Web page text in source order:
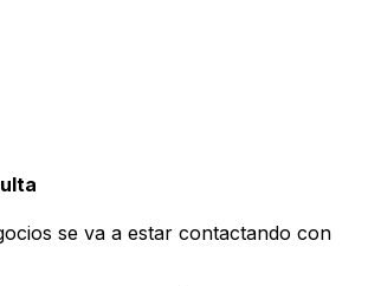
se va a estar contactando con